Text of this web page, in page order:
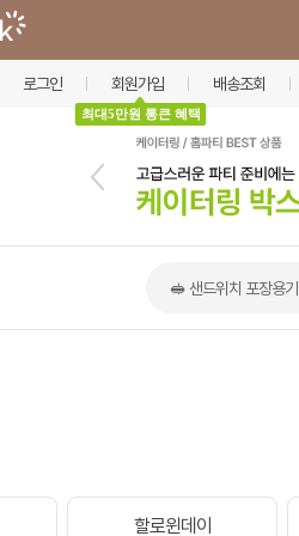
로그인 회원가입
최대5만원 통큰 혜택
배송조회
🥪 샌드위치 포장용기
할로윈데이